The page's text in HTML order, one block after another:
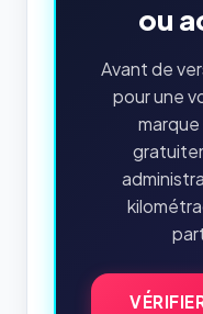
ou
Avant de
pour une